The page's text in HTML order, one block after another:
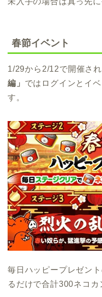
春節イベント
1/29から2/12で開催さ
編」 ではログインとイ
す。
毎日ハッピープレゼン
るだけで合計300ネコカ